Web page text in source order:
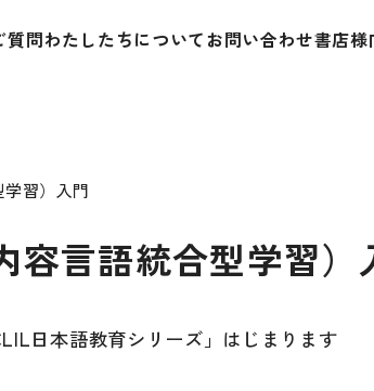
質問わたしたちについてお問い合わせ書店様
辞典 教師
習）入門
容言語統合型学習）
日本語教育シリーズ」はじまります